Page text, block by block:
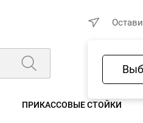
ПРИКАССОВЫЕ СТОЙКИ